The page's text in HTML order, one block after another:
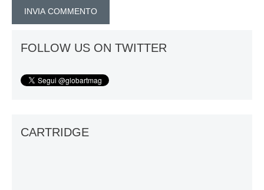
FOLLOW US ON TWITTER
CARTRIDGE